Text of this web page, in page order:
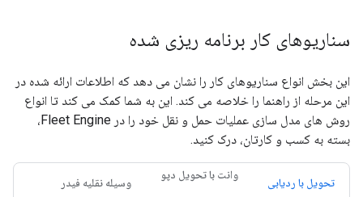
سناریوهای کار برنامه ریزی شده
این بخش انواع سناریوهای کار را نشان می دهد که اطلاعات ارائه شده در
این مرحله از راهنما را خلاصه می کند. این به شما کمک می کند تا انواع
روش های مدل سازی عملیات حمل و نقل خود را در Fleet Engine،
بسته به کسب و کارتان، درک کنید.
تحویل با ردیابی
وانت با تحویل دپو
وسیله نقلیه فیدر